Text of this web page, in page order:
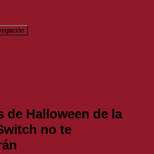
de Halloween de la
no te